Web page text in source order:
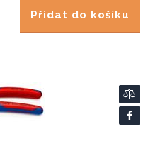
Přidat do košíku